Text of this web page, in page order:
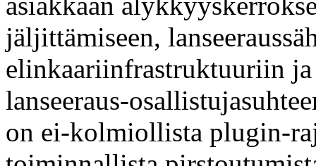
jäljittämiseen,
elinkaariinfrastruktuuriin
lanseeraus-
on ei-kolmiollista plugin-